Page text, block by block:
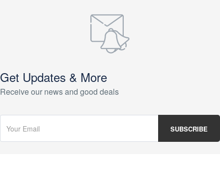
Get Updates & More
Receive our news and good deals